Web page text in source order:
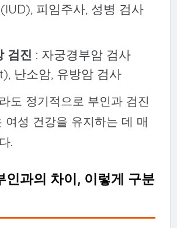
피임주사, 성병 검사
검진 : 자궁경부암 검사
난소암, 유방암 검사
도 정기적으로 부인과 검진
여성 건강을 유지하는 데 매
.
인과의 차이, 이렇게 구분